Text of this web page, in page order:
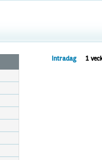
Intradag 1